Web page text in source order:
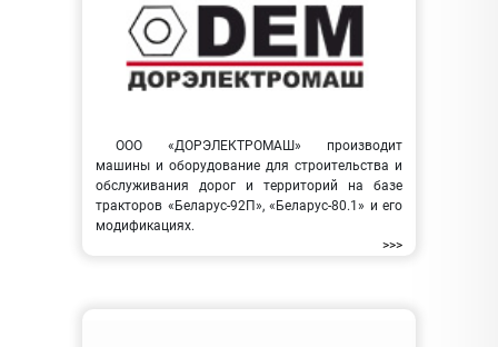
ООО «ДОРЭЛЕКТРОМАШ» производит
машины и оборудование для строительства и
обслуживания дорог и территорий на базе
тракторов «Беларус-92П», «Беларус-80.1» и его
модификациях.
>>>